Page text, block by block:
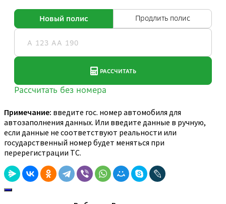
Примечание: введите гос. номер автомобиля для
автозаполнения данных. Или введите данные в ручную,
если данные не соответствуют реальности или
государственный номер будет меняться при
перерегистрации ТС.